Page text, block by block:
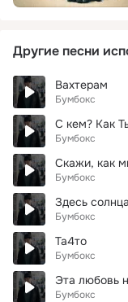
Другие песни
Вахтерам
Бумбокс
С кем? Как
Бумбокс
Скажи, как
Бумбокс
Здесь
Бумбокс
Та4то
Бумбокс
Эта любовь
Бумбокс